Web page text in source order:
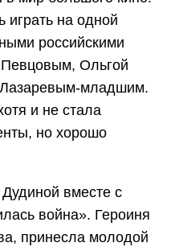
играть на одной
российскими
Ольгой
младшим.
и не стала
но хорошо
вместе с
война». Героиня
принесла молодой